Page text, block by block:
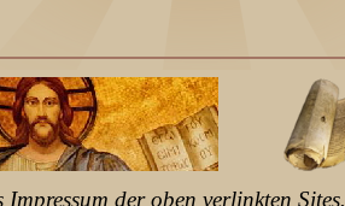
der oben verlinkten Sites.